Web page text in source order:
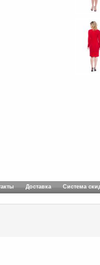
Доставка Система